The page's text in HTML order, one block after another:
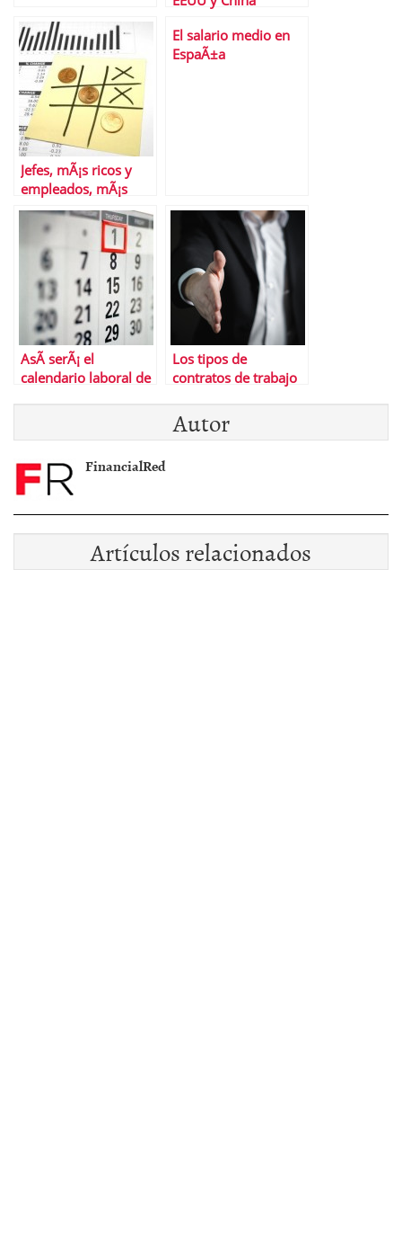
la Bolsa
Jefes, mÃ¡s ricos y
empleados, mÃ¡s
pobres
El salario medio en
EspaÃ±a
AsÃ­ serÃ¡ el
calendario laboral de
Los tipos de
contratos de trabajo
Autor
FinancialRed
Artículos relacionados